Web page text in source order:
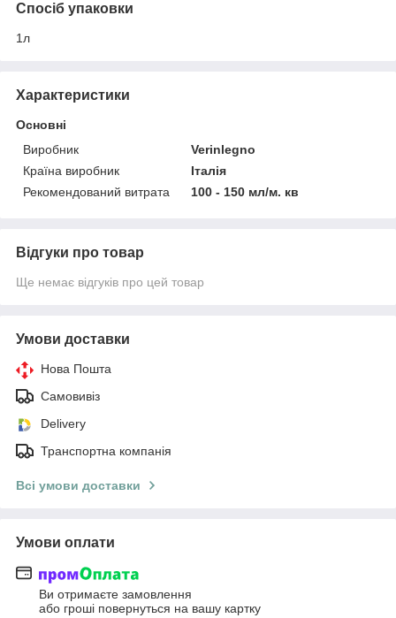
Спосіб упаковки
1л
Характеристики
Основні
Виробник
Verinlegno
Країна виробник
Італія
Рекомендований витрата
100 - 150 мл/м. кв
Відгуки про товар
Ще немає відгуків про цей товар
Умови доставки
Нова Пошта
Самовивіз
Delivery
Транспортна компанія
Всі умови доставки
Умови оплати
Ви отримаєте замовлення
або гроші повернуться на вашу картку